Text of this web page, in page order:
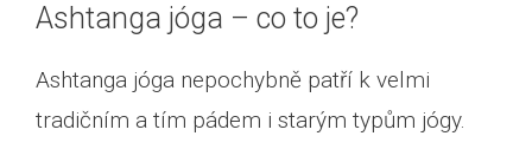
Ashtanga jóga – co to je?
Ashtanga jóga nepochybně patří k velmi
tradičním a tím pádem i starým typům jógy.